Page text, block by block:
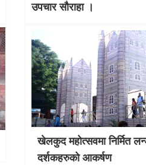
उपचार साैराहा ।
खेलकुद महोत्सवमा निर्मित
दर्शकहरुको आकर्षण